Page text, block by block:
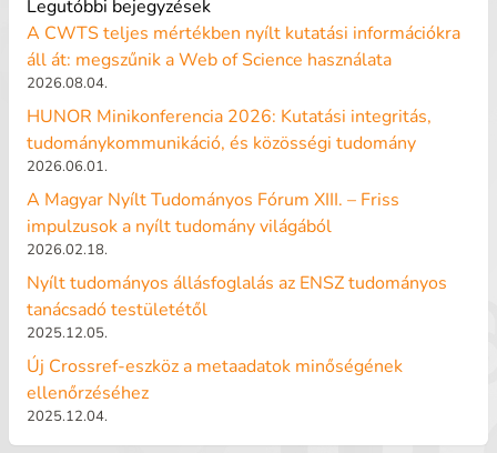
Legutóbbi bejegyzések
A CWTS teljes mértékben nyílt kutatási információkra
áll át: megszűnik a Web of Science használata
2026.08.04.
HUNOR Minikonferencia 2026: Kutatási integritás,
tudománykommunikáció, és közösségi tudomány
2026.06.01.
A Magyar Nyílt Tudományos Fórum XIII. – Friss
impulzusok a nyílt tudomány világából
2026.02.18.
Nyílt tudományos állásfoglalás az ENSZ tudományos
tanácsadó testületétől
2025.12.05.
Új Crossref-eszköz a metaadatok minőségének
ellenőrzéséhez
2025.12.04.